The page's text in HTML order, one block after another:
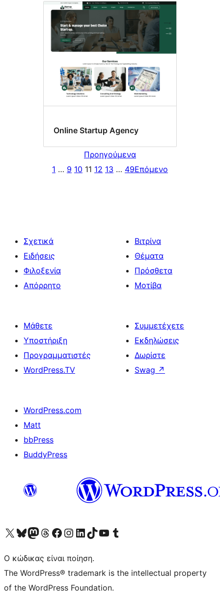
Online Startup Agency
Προηγούμενα
1 … 9 10 11 12 13 … 49Επόμενο
Σχετικά
Ειδήσεις
Φιλοξενία
Απόρρητο
Βιτρίνα
Θέματα
Πρόσθετα
Μοτίβα
Μάθετε
Υποστήριξη
Προγραμματιστές
WordPress.TV
Συμμετέχετε
Εκδηλώσεις
Δωρίστε
Swag ↗
WordPress.com
Matt
bbPress
BuddyPress
Visit our X (formerly Twitter) account
Visit our Bluesky account
Επισκεφθείτε τον λογαριασμό μας στο Mastodon
Visit our Threads account
Επισκεφτείτε τη σελίδα μας στο Facebook
Επισκεφθείτε τον λογαριασμό μας Instagram
Επισκεφθείτε τον λογαριασμό μας LinkedIn
Visit our TikTok account
Visit our YouTube channel
Visit our Tumblr account
Ο κώδικας είναι ποίηση.
The WordPress® trademark is the intellectual property
of the WordPress Foundation.